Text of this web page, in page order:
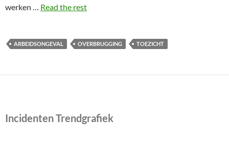
werken … Read the rest
ARBEIDSONGEVAL OVERBRUGGING TOEZICHT
Incidenten Trendgrafiek